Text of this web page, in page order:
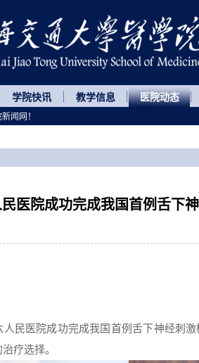
学院快讯 教学信息 医院动态
医院成功完成我国首例舌下
人民医院成功完成我国首例舌下神经刺
疗选择。
闻网！